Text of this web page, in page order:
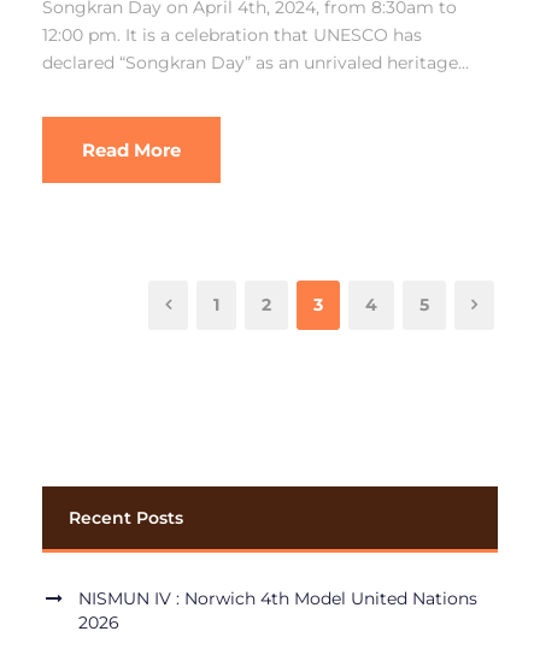
Songkran Day on April 4th, 2024, from 8:30am to
12:00 pm. It is a celebration that UNESCO has
declared “Songkran Day” as an unrivaled heritage...
Read More
1 2 3 4 5
Recent Posts
NISMUN IV : Norwich 4th Model United Nations
2026